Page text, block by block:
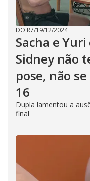
DO R7/19/12/2024
Sacha e
Sidney não
pose, não
16
Dupla lamentou a
final